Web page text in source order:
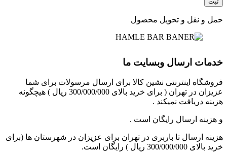
حمل و نقل و تحویل محصول
خدمات ارسال وبسایت ما
فروشگاه اینترنتی نشین کالا برای ارسال مرسولات برای شما
عزیزان در تهران ( برای خرید بالای 300/000/000 ریال ) هیچگونه
هزینه دریافت نمیکند .
و هزینه ارسال رایگان است .
هزینه ارسال تا باربری در تهران برای عزیزان در شهرستان ها (برای
خرید بالای 300/000/000 ریال ) رایگان است.